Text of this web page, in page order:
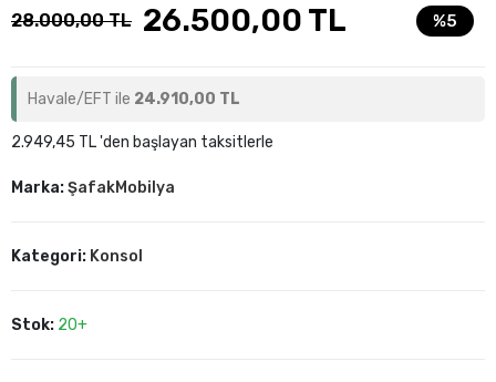
28.000,00 TL 26.500,00 TL %5
Havale/EFT ile 24.910,00 TL
2.949,45 TL 'den başlayan taksitlerle
Marka:ŞafakMobilya
Kategori: Konsol
Stok: 20+